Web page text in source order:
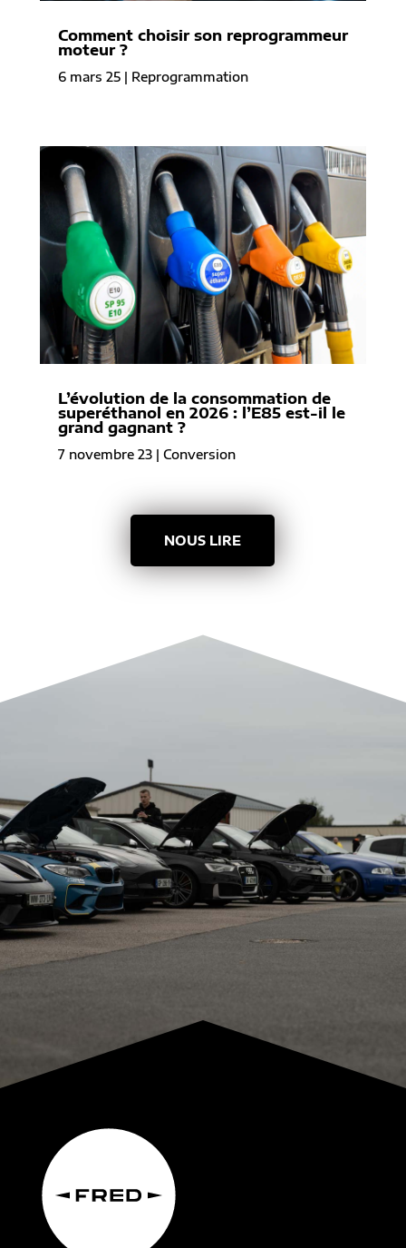
Comment choisir son reprogrammeur
moteur ?
6 mars 25| Reprogrammation
L’évolution de la consommation de
superéthanol en 2026 : l’E85 est-il le
grand gagnant ?
7 novembre 23| Conversion
NOUS LIRE